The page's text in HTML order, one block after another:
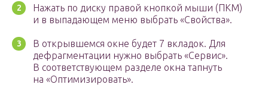
Нажать по диску правой кнопкой мыши (ПКМ)
и в выпадающем меню выбрать «Свойства».
В открывшемся окне будет 7 вкладок. Для
дефрагментации нужно выбрать «Сервис».
В соответствующем разделе окна тапнуть
на «Оптимизировать».